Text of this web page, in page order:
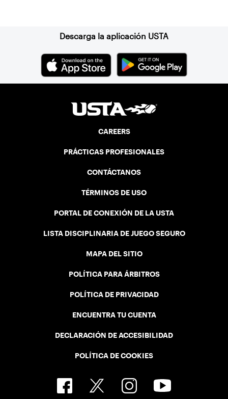
Descarga la aplicación USTA
CAREERS
PRÁCTICAS PROFESIONALES
CONTÁCTANOS
TÉRMINOS DE USO
PORTAL DE CONEXIÓN DE LA USTA
LISTA DISCIPLINARIA DE JUEGO SEGURO
MAPA DEL SITIO
POLÍTICA PARA ÁRBITROS
POLÍTICA DE PRIVACIDAD
ENCUENTRA TU CUENTA
DECLARACIÓN DE ACCESIBILIDAD
POLÍTICA DE COOKIES